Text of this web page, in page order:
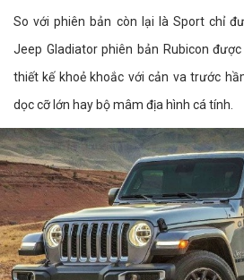
So với phiên bản còn lại là Sport chỉ
Jeep Gladiator phiên bản Rubicon
thiết kế khoẻ khoắc với cản va trước
dọc cỡ lớn hay bộ mâm địa hình cá tính.